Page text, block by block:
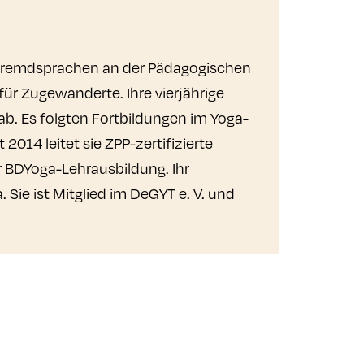
an der Pädagogischen
Zugewanderte. Ihre vierjährige
Es folgten Fortbildungen im Yoga-
2014 leitet sie ZPP-zertifizierte
Lehrausbildung. Ihr
ist Mitglied im DeGYT e. V. und